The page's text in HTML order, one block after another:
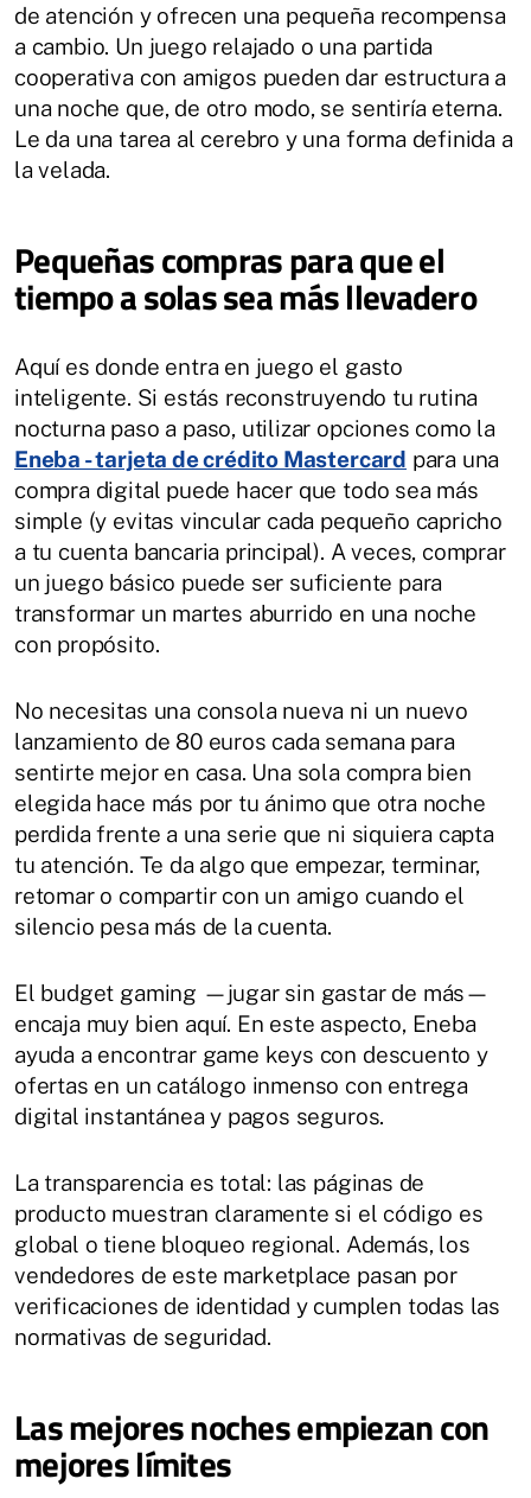
de atención y ofrecen una pequeña recompensa
a cambio. Un juego relajado o una partida
cooperativa con amigos pueden dar estructura a
una noche que, de otro modo, se sentiría eterna.
Le da una tarea al cerebro y una forma definida a
la velada.
Pequeñas compras para que el
tiempo a solas sea más llevadero
Aquí es donde entra en juego el gasto
inteligente. Si estás reconstruyendo tu rutina
nocturna paso a paso, utilizar opciones como la
Eneba - tarjeta de crédito Mastercard para una
compra digital puede hacer que todo sea más
simple (y evitas vincular cada pequeño capricho
a tu cuenta bancaria principal). A veces, comprar
un juego básico puede ser suficiente para
transformar un martes aburrido en una noche
con propósito.
No necesitas una consola nueva ni un nuevo
lanzamiento de 80 euros cada semana para
sentirte mejor en casa. Una sola compra bien
elegida hace más por tu ánimo que otra noche
perdida frente a una serie que ni siquiera capta
tu atención. Te da algo que empezar, terminar,
retomar o compartir con un amigo cuando el
silencio pesa más de la cuenta.
El budget gaming —jugar sin gastar de más—
encaja muy bien aquí. En este aspecto, Eneba
ayuda a encontrar game keys con descuento y
ofertas en un catálogo inmenso con entrega
digital instantánea y pagos seguros.
La transparencia es total: las páginas de
producto muestran claramente si el código es
global o tiene bloqueo regional. Además, los
vendedores de este marketplace pasan por
verificaciones de identidad y cumplen todas las
normativas de seguridad.
Las mejores noches empiezan con
mejores límites